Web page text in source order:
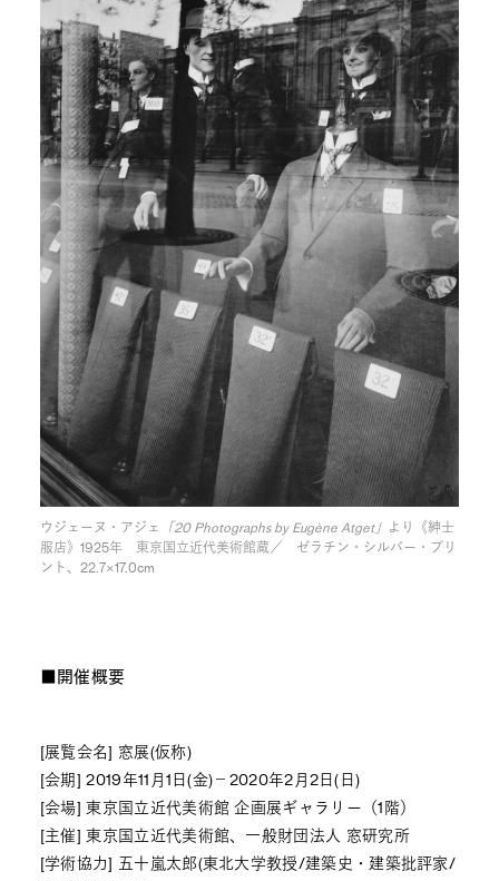
ウジェーヌ・アジェ 「20 Photographs by Eugène Atget」 より《紳士
服店》1925年 東京国立近代美術館蔵／ ゼラチン・シルバー・プリ
ント、22.7×17.0cm
■開催概要
[展覧会名] 窓展(仮称)
[会期] 2019年11月1日(金)－2020年2月2日(日)
[会場] 東京国立近代美術館 企画展ギャラリー（1階）
[主催] 東京国立近代美術館、一般財団法人 窓研究所
[学術協力] 五十嵐太郎(東北大学教授/建築史・建築批評家/